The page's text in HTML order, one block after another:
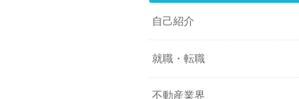
自己紹介
就職・転職
不動産業界